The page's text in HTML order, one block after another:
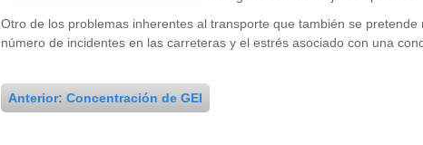
Otro de los problemas inherentes al transporte que también se
número de incidentes en las carreteras y el estrés asociado con una
Anterior: Concentración de GEI